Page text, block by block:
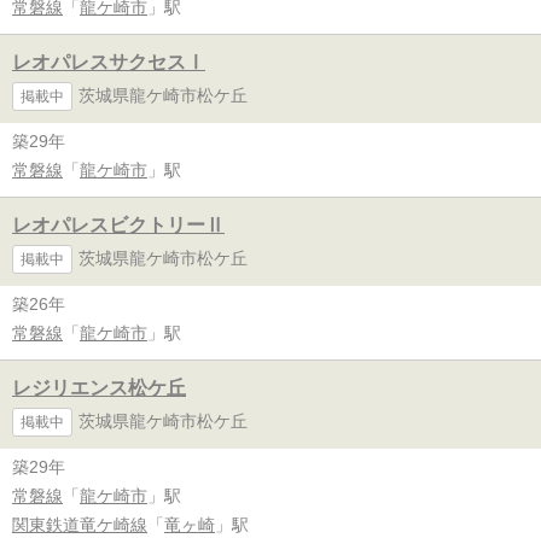
常磐線 「 龍ケ崎市 」駅
レオパレスサクセスⅠ
掲載中 茨城県龍ケ崎市松ケ丘
築29年
常磐線 「 龍ケ崎市 」駅
レオパレスビクトリーⅡ
掲載中 茨城県龍ケ崎市松ケ丘
築26年
常磐線 「 龍ケ崎市 」駅
レジリエンス松ケ丘
掲載中 茨城県龍ケ崎市松ケ丘
築29年
常磐線 「 龍ケ崎市 」駅
関東鉄道竜ケ崎線 「 竜ヶ崎 」駅